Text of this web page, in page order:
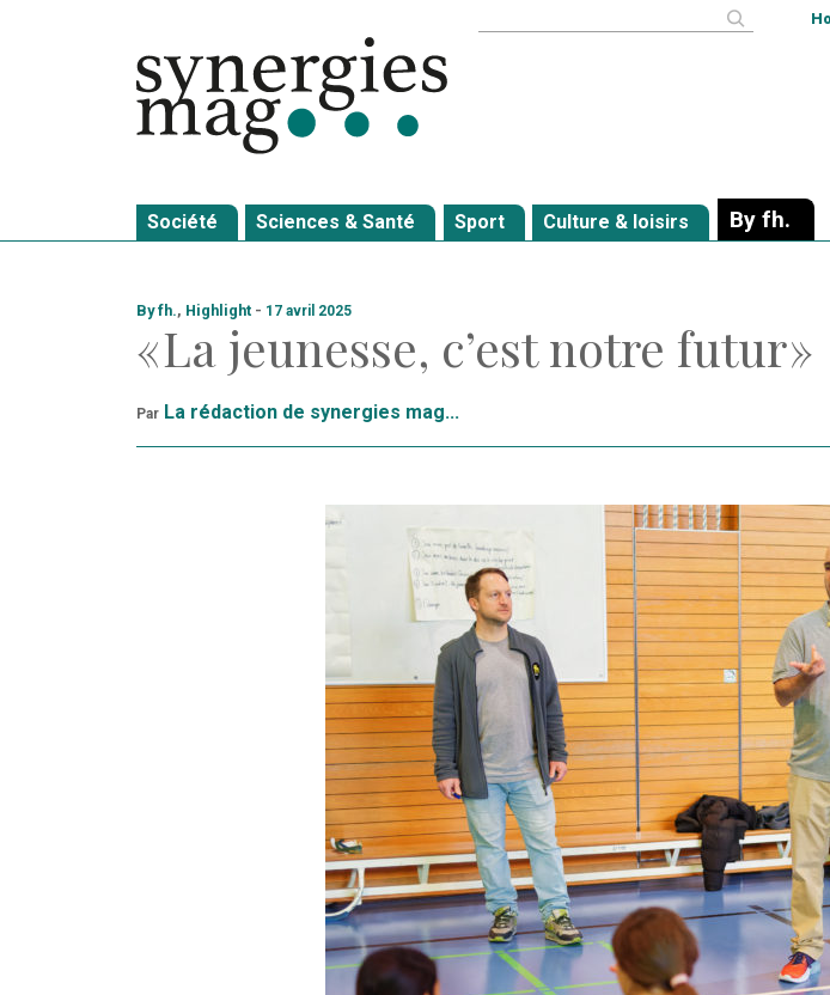
Société Sciences & Santé Sport Culture & loisirs By fh.
By fh., Highlight - 17 avril 2025
« La jeunesse, c’est notre futur »
Par La rédaction de synergies mag...